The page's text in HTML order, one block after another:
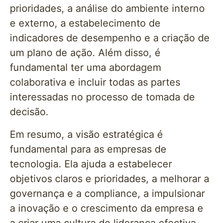
prioridades, a análise do ambiente interno
e externo, a estabelecimento de
indicadores de desempenho e a criação de
um plano de ação. Além disso, é
fundamental ter uma abordagem
colaborativa e incluir todas as partes
interessadas no processo de tomada de
decisão.
Em resumo, a visão estratégica é
fundamental para as empresas de
tecnologia. Ela ajuda a estabelecer
objetivos claros e prioridades, a melhorar a
governança e a compliance, a impulsionar
a inovação e o crescimento da empresa e